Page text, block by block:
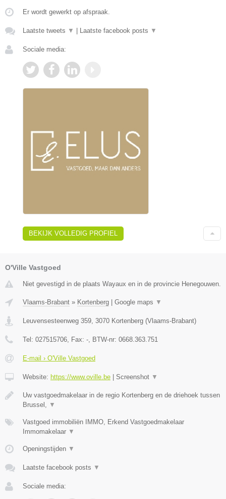
Er wordt gewerkt op afspraak.
Laatste tweets ▼ Laatste facebook posts ▼
Sociale media:
BEKIJK VOLLEDIG PROFIEL
O'Ville Vastgoed
Niet gevestigd in de plaats Wayaux en in de provincie Henegouwen.
Vlaams-Brabant » Kortenberg Google maps ▼
Leuvensesteenweg 359, 3070 Kortenberg (Vlaams-Brabant)
Tel: 027515706, Fax: -, BTW-nr: 0668.363.751
E-mail › O'Ville Vastgoed
Website: https://www.oville.be Screenshot ▼
Uw vastgoedmakelaar in de regio Kortenberg en de driehoek tussen
Brussel, ▼
Vastgoed immobiliën IMMO, Erkend Vastgoedmakelaar
Immomakelaar ▼
Openingstijden ▼
Laatste facebook posts ▼
Sociale media: